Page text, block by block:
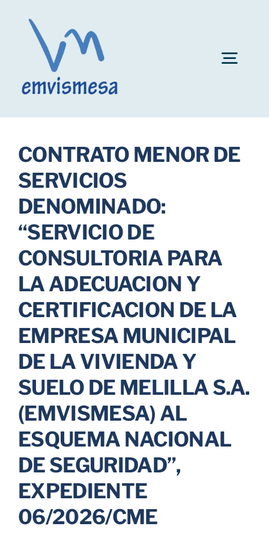
content
Ayuda al alquiler
Fianzas de inmuebles
Bonificaciones
Parkings
Promociones
CONTRATO MENOR DE
SERVICIOS
DENOMINADO:
“SERVICIO DE
CONSULTORIA PARA
LA ADECUACION Y
CERTIFICACION DE LA
EMPRESA MUNICIPAL
DE LA VIVIENDA Y
SUELO DE MELILLA S.A.
(EMVISMESA) AL
ESQUEMA NACIONAL
DE SEGURIDAD”,
EXPEDIENTE
06/2026/CME